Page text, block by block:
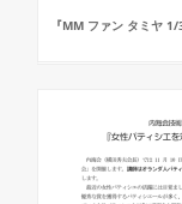
『MM ファン タミヤ